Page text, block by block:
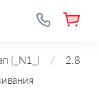
(_N1_) /
2.8